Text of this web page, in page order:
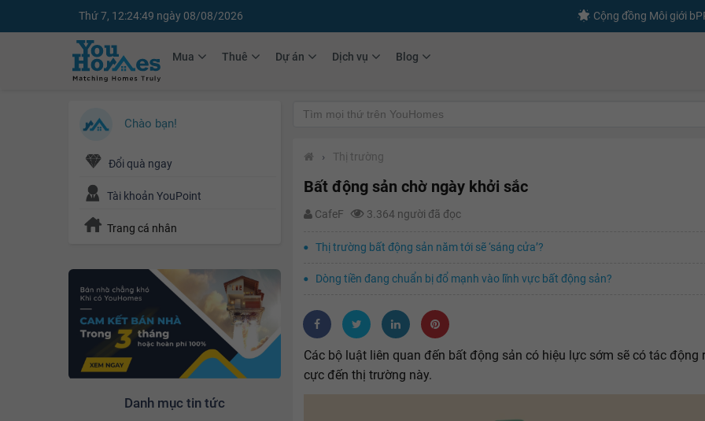
Thứ 7, 12:24:50 ngày 08/08/2026 Cộng đồng Môi giới
Mua Thuê Dự án Dịch vụ Blog
Chào bạn!
Đổi quà ngay
Tài khoản YouPoint
Trang cá nhân
Danh mục tin tức
› Thị trường
Bất động sản chờ ngày khởi sắc
CafeF 3.364 người đã đọc
Thị trường bất động sản năm tới sẽ ‘sáng cửa’?
Dòng tiền đang chuẩn bị đổ mạnh vào lĩnh vực bất động sản?
Các bộ luật liên quan đến bất động sản có hiệu lực sớm sẽ có tác động
cực đến thị trường này.